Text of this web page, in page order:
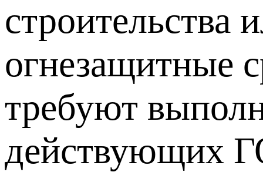
строительства
огнезащитные
требуют
действующих